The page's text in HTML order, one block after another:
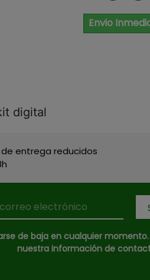
Envio
de entrega reducidos
de baja en cualquier
nuestra información de